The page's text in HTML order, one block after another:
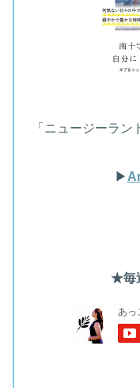
「ニュージーラ
▶︎
★毎